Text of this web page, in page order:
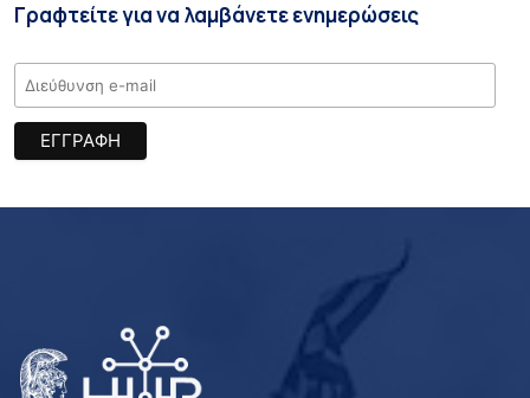
Γραφτείτε για να λαμβάνετε ενημερώσεις